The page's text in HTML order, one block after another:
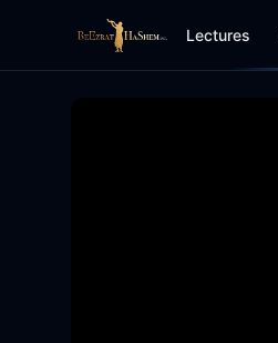
Lectures